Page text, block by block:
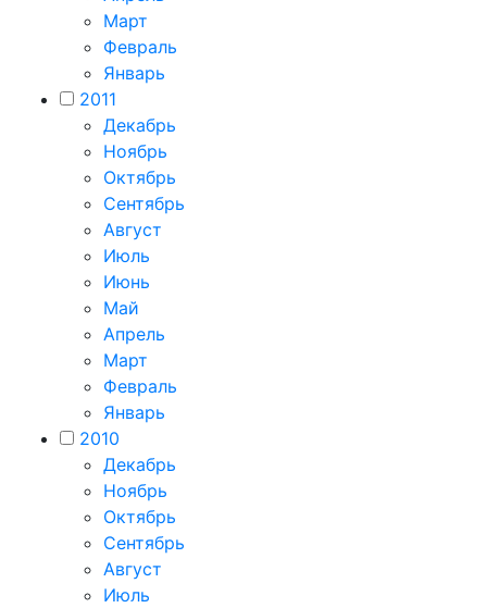
Март
Февраль
Январь
2011
Декабрь
Ноябрь
Октябрь
Сентябрь
Август
Июль
Июнь
Май
Апрель
Март
Февраль
Январь
2010
Декабрь
Ноябрь
Октябрь
Сентябрь
Август
Июль